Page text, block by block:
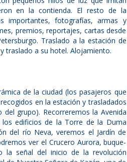
en la contienda. El resto de la
importantes, fotografías, armas y
premios, reportajes, cartas desde
Traslado a la estación de
traslado a su hotel. Alojamiento.
de la ciudad (los pasajeros que
en la estación y trasladados
grupo). Recorreremos la Avenida
los edificios de la Torre de la Duma
del río Neva, veremos el Jardín de
ver el Crucero Aurora, buque-
la señal del inicio de la revolución